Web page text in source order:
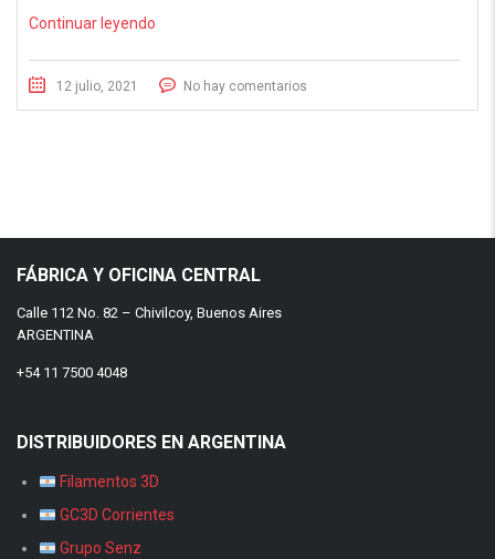
Continuar leyendo
12 julio, 2021 No hay comentarios
FÁBRICA Y OFICINA CENTRAL
Calle 112 No. 82 – Chivilcoy, Buenos Aires
ARGENTINA
+54 11 7500 4048
DISTRIBUIDORES EN ARGENTINA
Filamentos 3D
GC3D Corrientes
Grupo Senz